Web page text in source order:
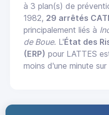
à 3 plan(s) de
1982, 29 arrêtés
principalement liés à
de Boue. L'État des
(ERP) pour LATTES
moins d'une minute sur